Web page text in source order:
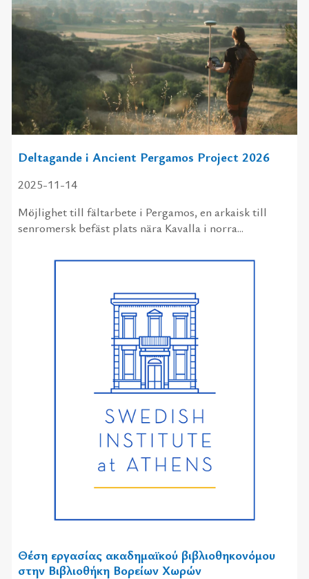
Deltagande i Ancient Pergamos Project 2026
2025-11-14
Möjlighet till fältarbete i Pergamos, en arkaisk till
senromersk befäst plats nära Kavalla i norra...
Θέση εργασίας ακαδημαϊκού βιβλιοθηκονόμου
στην Βιβλιοθήκη Βορείων Χωρών